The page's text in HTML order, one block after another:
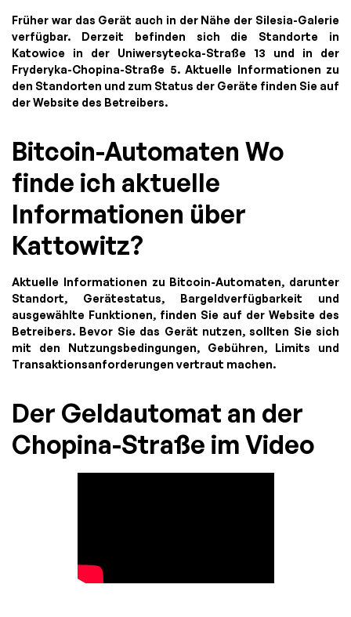
Früher war das Gerät auch in der Nähe der Silesia-Galerie
verfügbar. Derzeit befinden sich die Standorte in
Katowice in der Uniwersytecka-Straße 13 und in der
Fryderyka-Chopina-Straße 5. Aktuelle Informationen zu
den Standorten und zum Status der Geräte finden Sie auf
der Website des Betreibers.
Bitcoin-Automaten Wo
finde ich aktuelle
Informationen über
Kattowitz?
Aktuelle Informationen zu Bitcoin-Automaten, darunter
Standort, Gerätestatus, Bargeldverfügbarkeit und
ausgewählte Funktionen, finden Sie auf der Website des
Betreibers. Bevor Sie das Gerät nutzen, sollten Sie sich
mit den Nutzungsbedingungen, Gebühren, Limits und
Transaktionsanforderungen vertraut machen.
Der Geldautomat an der
Chopina-Straße im Video